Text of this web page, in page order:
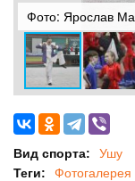
Фото: Ярослав
Вид спорта:
Ушу
Теги:
Фотогалерея